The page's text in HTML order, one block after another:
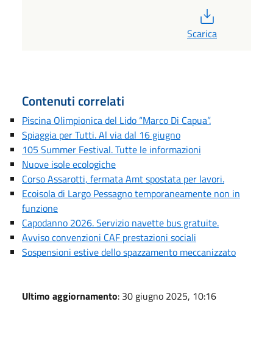
Scarica
Contenuti correlati
Piscina Olimpionica del Lido “Marco Di Capua”.
Spiaggia per Tutti. Al via dal 16 giugno
105 Summer Festival. Tutte le informazioni
Nuove isole ecologiche
Corso Assarotti, fermata Amt spostata per lavori.
Ecoisola di Largo Pessagno temporaneamente non in
funzione
Capodanno 2026. Servizio navette bus gratuite.
Avviso convenzioni CAF prestazioni sociali
Sospensioni estive dello spazzamento meccanizzato
Ultimo aggiornamento: 30 giugno 2025, 10:16